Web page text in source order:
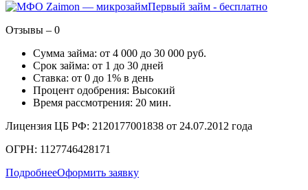
Первый займ - бесплатно
Отзывы – 0
Сумма займа: от 4 000 до 30 000 руб.
Срок займа: от 1 до 30 дней
Ставка: от 0 до 1% в день
Процент одобрения: Высокий
Время рассмотрения: 20 мин.
Лицензия ЦБ РФ: 2120177001838 от 24.07.2012 года
ОГРН: 1127746428171
ПодробнееОформить заявку